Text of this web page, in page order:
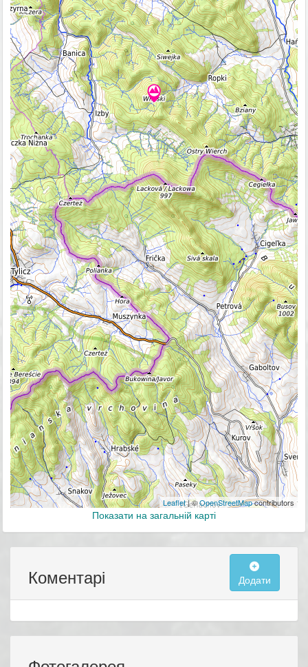
Leaflet| ©OpenStreetMapcontributors
Показати на загальній карті
Коментарі Додати